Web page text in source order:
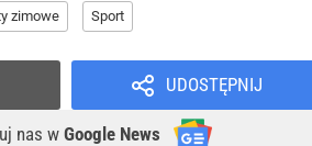
zimowe Sport
UDOSTĘPNIJ
nas w Google News